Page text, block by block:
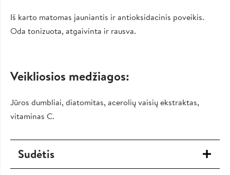
Iš karto matomas jauniantis ir antioksidacinis poveikis.
Oda tonizuota, atgaivinta ir rausva.
Veikliosios medžiagos:
Jūros dumbliai, diatomitas, acerolių vaisių ekstraktas,
vitaminas C.
Sudėtis